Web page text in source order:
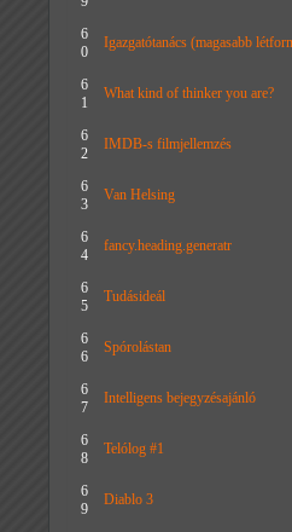
6
0
Igazgatótanács (magasabb
6
1
What kind of thinker you are?
6
2
IMDB-s filmjellemzés
6
3
Van Helsing
6
4
fancy.heading.generatr
6
5
Tudásideál
6
6
Spórolástan
6
7
Intelligens bejegyzésajánló
6
8
Telólog #1
6
9
Diablo 3